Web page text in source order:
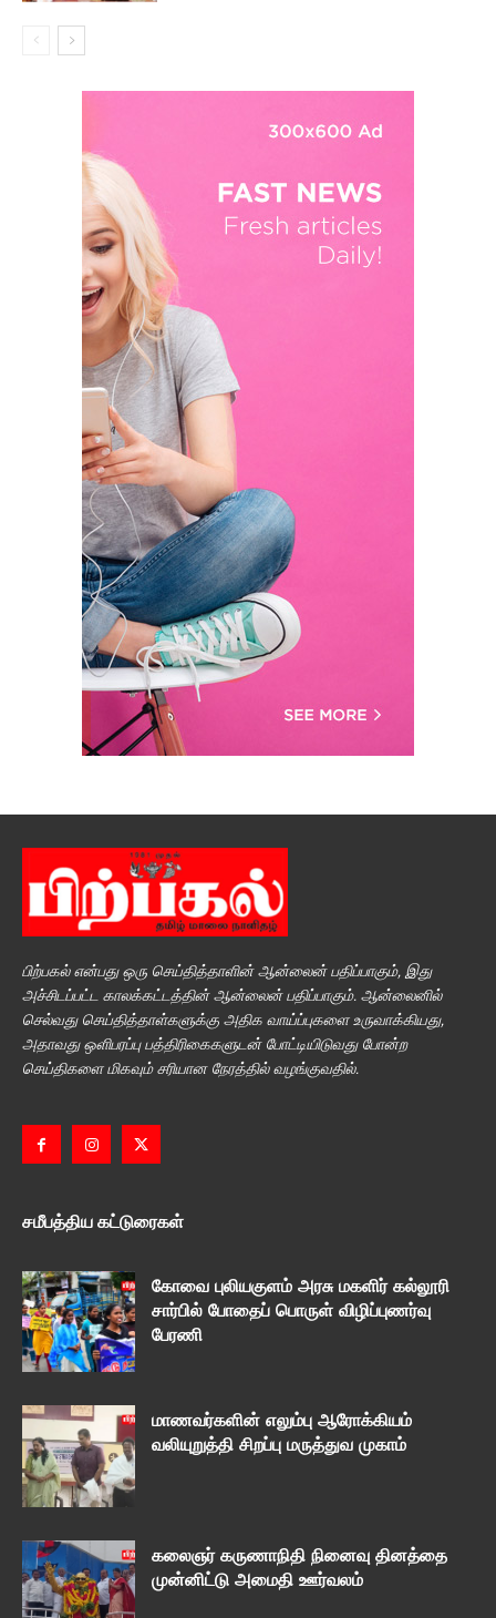
பிற்பகல் என்பது ஒரு செய்தித்தாளின் ஆன்லைன் பதிப்பாகும், இது
அச்சிடப்பட்ட காலக்கட்டத்தின் ஆன்லைன் பதிப்பாகும். ஆன்லைனில்
செல்வது செய்தித்தாள்களுக்கு அதிக வாய்ப்புகளை உருவாக்கியது,
அதாவது ஒளிபரப்பு பத்திரிகைகளுடன் போட்டியிடுவது போன்ற
செய்திகளை மிகவும் சரியான நேரத்தில் வழங்குவதில்.
சமீபத்திய கட்டுரைகள்
கோவை புலியகுளம் அரசு மகளிர் கல்லூரி
சார்பில் போதைப் பொருள் விழிப்புணர்வு
பேரணி
மாணவர்களின் எலும்பு ஆரோக்கியம்
வலியுறுத்தி சிறப்பு மருத்துவ முகாம்
கலைஞர் கருணாநிதி நினைவு தினத்தை
முன்னிட்டு அமைதி ஊர்வலம்